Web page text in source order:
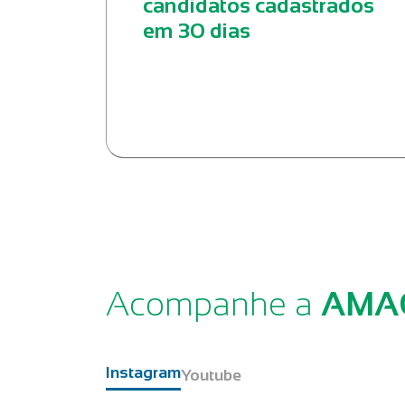
candidatos cadastrados
em 30 dias
Acompanhe a
InstagramYoutube